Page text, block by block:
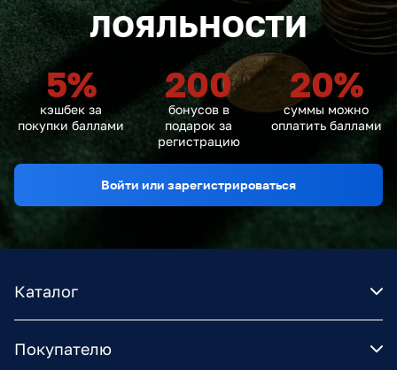
ЛОЯЛЬНОСТИ
5%
кэшбек за
покупки баллами
200
бонусов в
подарок за
регистрацию
20%
суммы можно
оплатить баллами
Войти или зарегистрироваться
Каталог
Покупателю